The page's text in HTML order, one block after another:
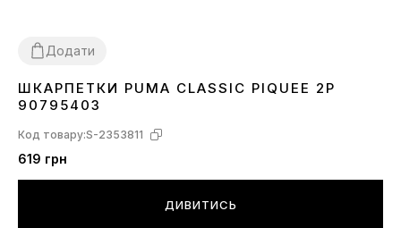
Додати
30-34 39-4243-46
ШКАРПЕТКИ PUMA CLASSIC PIQUEE 2P
90795403
Код товару:S-2353811
619 грн
ДИВИТИСЬ